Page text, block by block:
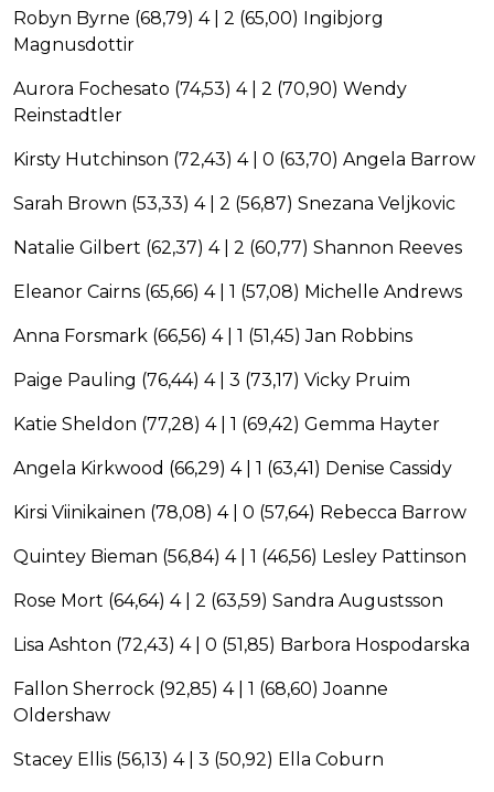
Robyn Byrne (68,79) 4 | 2 (65,00) Ingibjorg
Magnusdottir
Aurora Fochesato (74,53) 4 | 2 (70,90) Wendy
Reinstadtler
Kirsty Hutchinson (72,43) 4 | 0 (63,70) Angela Barrow
Sarah Brown (53,33) 4 | 2 (56,87) Snezana Veljkovic
Natalie Gilbert (62,37) 4 | 2 (60,77) Shannon Reeves
Eleanor Cairns (65,66) 4 | 1 (57,08) Michelle Andrews
Anna Forsmark (66,56) 4 | 1 (51,45) Jan Robbins
Paige Pauling (76,44) 4 | 3 (73,17) Vicky Pruim
Katie Sheldon (77,28) 4 | 1 (69,42) Gemma Hayter
Angela Kirkwood (66,29) 4 | 1 (63,41) Denise Cassidy
Kirsi Viinikainen (78,08) 4 | 0 (57,64) Rebecca Barrow
Quintey Bieman (56,84) 4 | 1 (46,56) Lesley Pattinson
Rose Mort (64,64) 4 | 2 (63,59) Sandra Augustsson
Lisa Ashton (72,43) 4 | 0 (51,85) Barbora Hospodarska
Fallon Sherrock (92,85) 4 | 1 (68,60) Joanne
Oldershaw
Stacey Ellis (56,13) 4 | 3 (50,92) Ella Coburn